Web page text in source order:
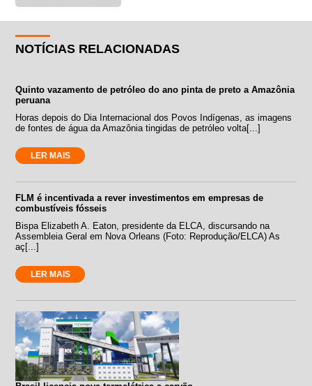
NOTÍCIAS RELACIONADAS
Quinto vazamento de petróleo do ano pinta de preto a Amazônia
peruana
Horas depois do Dia Internacional dos Povos Indígenas, as imagens
de fontes de água da Amazônia tingidas de petróleo volta[...]
LER MAIS
FLM é incentivada a rever investimentos em empresas de
combustíveis fósseis
Bispa Elizabeth A. Eaton, presidente da ELCA, discursando na
Assembleia Geral em Nova Orleans (Foto: Reprodução/ELCA) As
aç[...]
LER MAIS